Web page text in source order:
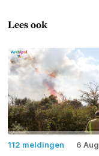
Lees ook
112 meldingen 6 Aug